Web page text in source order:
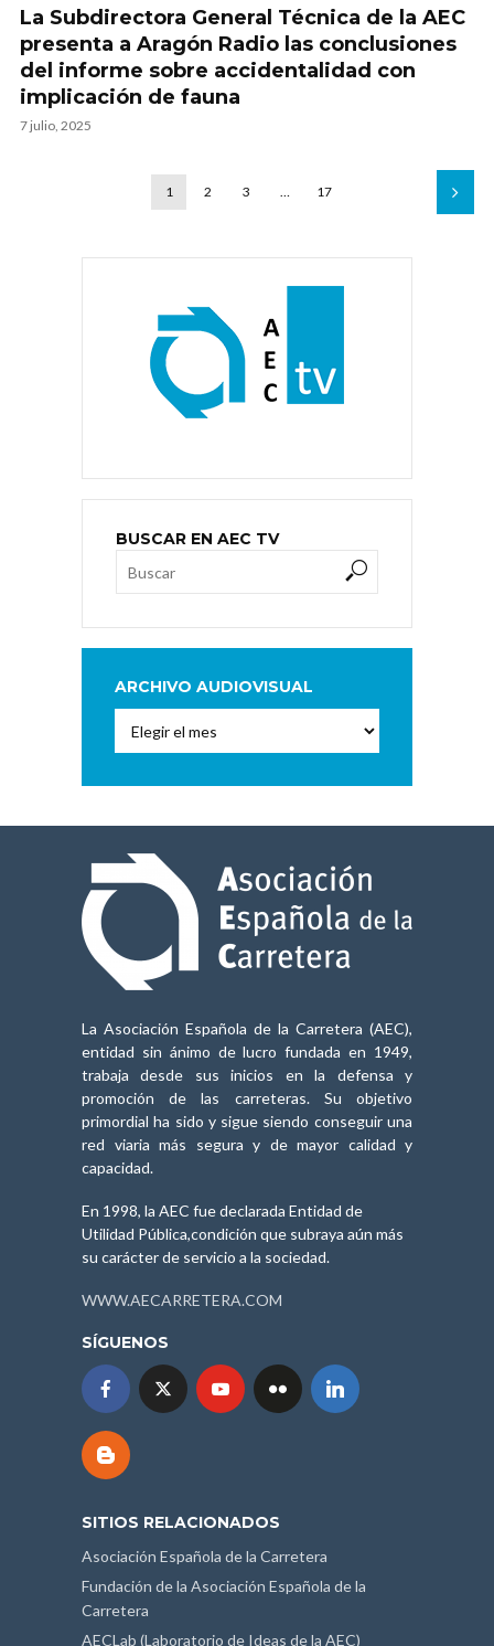
La Subdirectora General Técnica de la AEC
presenta a Aragón Radio las conclusiones
del informe sobre accidentalidad con
implicación de fauna
7 julio, 2025
1 2 3 … 17
BUSCAR EN AEC TV
ARCHIVO AUDIOVISUAL
Audiovisual
La Asociación Española de la Carretera (AEC),
entidad sin ánimo de lucro fundada en 1949,
trabaja desde sus inicios en la defensa y
promoción de las carreteras. Su objetivo
primordial ha sido y sigue siendo conseguir una
red viaria más segura y de mayor calidad y
capacidad.
En 1998, la AEC fue declarada Entidad de
Utilidad Pública,condición que subraya aún más
su carácter de servicio a la sociedad.
WWW.AECARRETERA.COM
SÍGUENOS
SITIOS RELACIONADOS
Asociación Española de la Carretera
Fundación de la Asociación Española de la
Carretera
AECLab (Laboratorio de Ideas de la AEC)